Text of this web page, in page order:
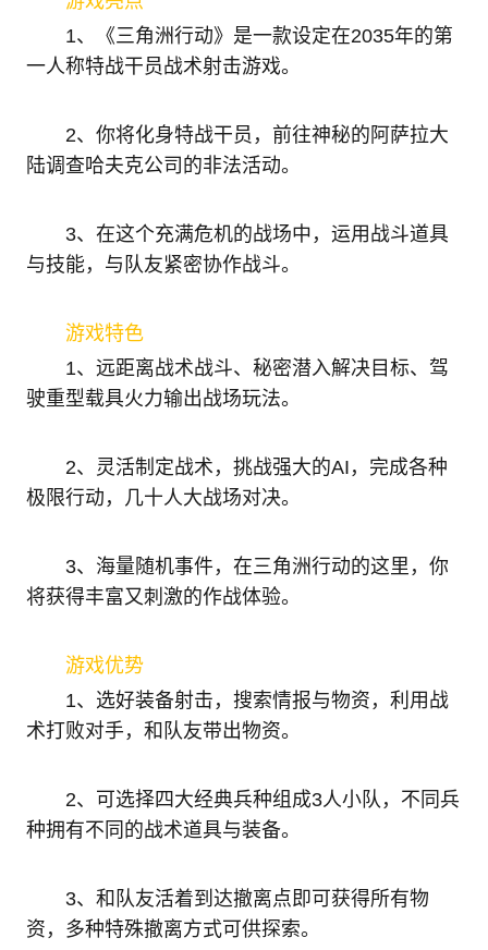
1、《三角洲行动》是一款设定在2035年的第
一人称特战干员战术射击游戏。
2、你将化身特战干员，前往神秘的阿萨拉大
陆调查哈夫克公司的非法活动。
3、在这个充满危机的战场中，运用战斗道具
与技能，与队友紧密协作战斗。
游戏特色
1、远距离战术战斗、秘密潜入解决目标、驾
驶重型载具火力输出战场玩法。
2、灵活制定战术，挑战强大的AI，完成各种
极限行动，几十人大战场对决。
3、海量随机事件，在三角洲行动的这里，你
将获得丰富又刺激的作战体验。
游戏优势
1、选好装备射击，搜索情报与物资，利用战
术打败对手，和队友带出物资。
2、可选择四大经典兵种组成3人小队，不同兵
种拥有不同的战术道具与装备。
3、和队友活着到达撤离点即可获得所有物
资，多种特殊撤离方式可供探索。